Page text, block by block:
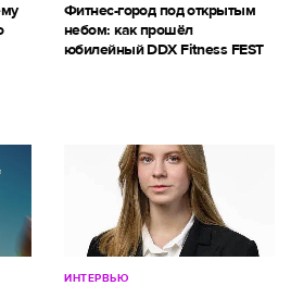
Фитнес-город под открытым
небом: как прошёл
юбилейный DDX Fitness FEST
ИНТЕРВЬЮ